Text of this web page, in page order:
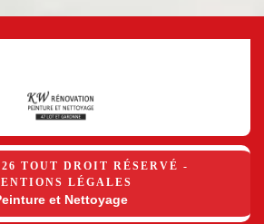
TOUT DROIT RÉSERVÉ -
LÉGALES
et Nettoyage